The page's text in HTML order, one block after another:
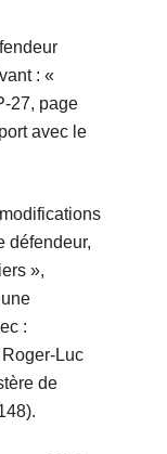
: «
27, page
avec le
défendeur,
»,
:
Luc
de